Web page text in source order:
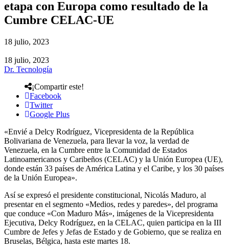
etapa con Europa como resultado de la
Cumbre CELAC-UE
18 julio, 2023
18 julio, 2023
Dr. Tecnología
¡Compartir este!
Facebook
Twitter
Google Plus
«Envié a Delcy Rodríguez, Vicepresidenta de la República
Bolivariana de Venezuela, para llevar la voz, la verdad de
Venezuela, en la Cumbre entre la Comunidad de Estados
Latinoamericanos y Caribeños (CELAC) y la Unión Europea (UE),
donde están 33 países de América Latina y el Caribe, y los 30 países
de la Unión Europea».
Así se expresó el presidente constitucional, Nicolás Maduro, al
presentar en el segmento «Medios, redes y paredes», del programa
que conduce «Con Maduro Más», imágenes de la Vicepresidenta
Ejecutiva, Delcy Rodríguez, en la CELAC, quien participa en la III
Cumbre de Jefes y Jefas de Estado y de Gobierno, que se realiza en
Bruselas, Bélgica, hasta este martes 18.